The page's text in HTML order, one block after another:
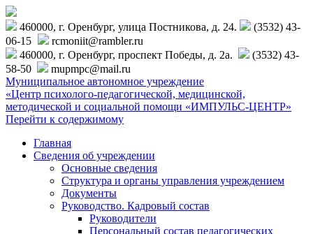
460000, г. Оренбург, улица Постникова, д. 24.
(3532) 43-
06-15
rcmoniit@rambler.ru
460000, г. Оренбург, проспект Победы, д. 2а.
(3532) 43-
58-50
mupmpc@mail.ru
Муниципальное автономное учреждение
«Центр психолого-педагогической, медицинской,
методической и социальной помощи «ИМПУЛЬС-ЦЕНТР»
Перейти к содержимому
Главная
Сведения об учреждении
Основные сведения
Структура и органы управления учреждением
Документы
Руководство. Кадровый состав
Руководители
Персональный состав педагогических